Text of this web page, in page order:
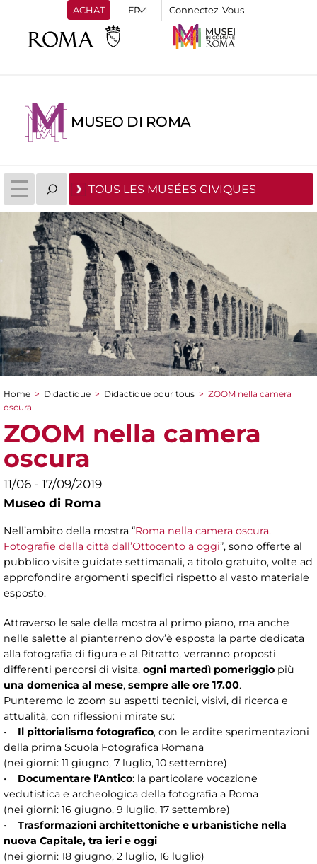
ACHAT Connectez-Vous
MUSEO DI ROMA
TOUS LES MUSÉES CIVIQUES
You are here
Home > Didactique > Didactique pour tous > ZOOM nella camera
oscura
ZOOM nella camera
oscura
11/06 - 17/09/2019
Museo di Roma
Nell’ambito della mostra “Roma nella camera oscura.
Fotografie della città dall’Ottocento a oggi”, sono offerte al
pubblico visite guidate settimanali, a titolo gratuito, volte ad
approfondire argomenti specifici rispetto al vasto materiale
esposto.
Attraverso le sale della mostra al primo piano, ma anche
nelle salette al pianterreno dov’è esposta la parte dedicata
alla fotografia di figura e al Ritratto, verranno proposti
differenti percorsi di visita, ogni martedì pomeriggio più
una domenica al mese, sempre alle ore 17.00.
Punteremo lo zoom su aspetti tecnici, visivi, di ricerca e
attualità, con riflessioni mirate su:
• Il pittorialismo fotografico, con le ardite sperimentazioni
della prima Scuola Fotografica Romana
(nei giorni: 11 giugno, 7 luglio, 10 settembre)
• Documentare l’Antico: la particolare vocazione
vedutistica e archeologica della fotografia a Roma
(nei giorni: 16 giugno, 9 luglio, 17 settembre)
• Trasformazioni architettoniche e urbanistiche nella
nuova Capitale, tra ieri e oggi
(nei giorni: 18 giugno, 2 luglio, 16 luglio)